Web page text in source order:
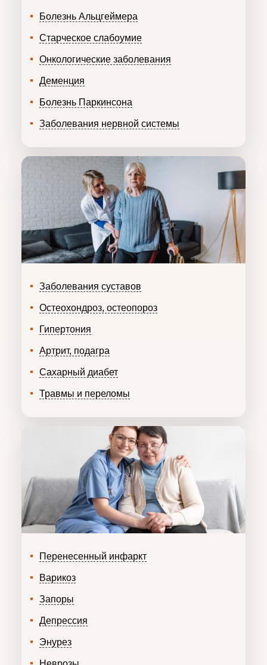
Болезнь Альцгеймера
Старческое слабоумие
Онкологические заболевания
Деменция
Болезнь Паркинсона
Заболевания нервной системы
Заболевания суставов
Остеохондроз, остеопороз
Гипертония
Артрит, подагра
Сахарный диабет
Травмы и переломы
Перенесенный инфаркт
Варикоз
Запоры
Депрессия
Энурез